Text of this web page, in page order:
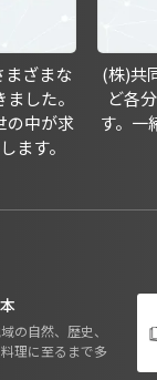
まざまな
した。
の中が求
ます。
(株)共
ど各
す。一
の自然、歴史、
理に至るまで多